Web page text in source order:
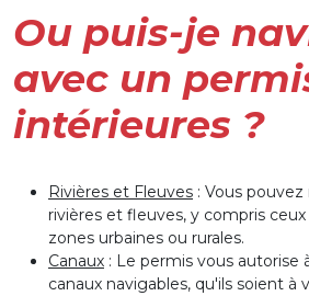
Ou puis-je
avec un
intérieures ?
Rivières et Fleuves : Vous
rivières et fleuves, y compris
zones urbaines ou rurales.
Canaux : Le permis vous autorise
canaux navigables, qu'ils soient